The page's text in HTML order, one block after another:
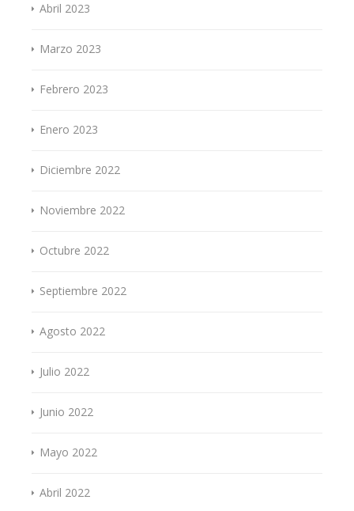
Abril 2023
Marzo 2023
Febrero 2023
Enero 2023
Diciembre 2022
Noviembre 2022
Octubre 2022
Septiembre 2022
Agosto 2022
Julio 2022
Junio 2022
Mayo 2022
Abril 2022